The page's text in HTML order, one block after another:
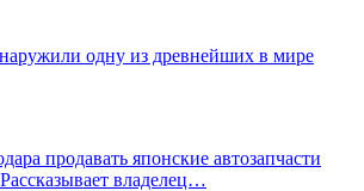
одну из древнейших в мире
продавать японские автозапчасти
владелец…